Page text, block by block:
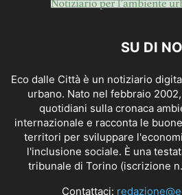
SU DI
Eco dalle Città è un notiziario
urbano. Nato nel febbraio
quotidiani sulla cronaca
internazionale e racconta le
territori per sviluppare
l'inclusione sociale. È una
tribunale di Torino (iscrizione
Contattaci: